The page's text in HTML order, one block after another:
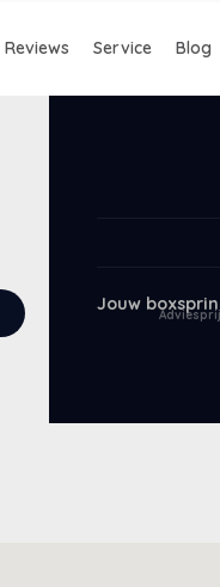
Reviews Service Blog
Jouw